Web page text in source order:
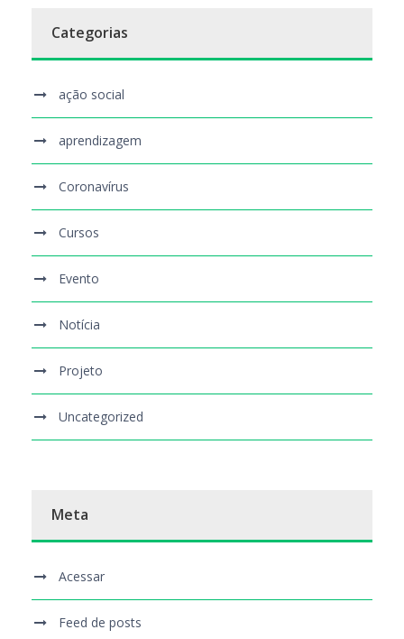
Categorias
ação social
aprendizagem
Coronavírus
Cursos
Evento
Notícia
Projeto
Uncategorized
Meta
Acessar
Feed de posts